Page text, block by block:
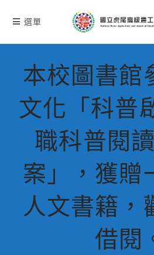
選單
本校圖書館
文化「科普
職科普閱
案」，獲贈
人文書籍，
借閱